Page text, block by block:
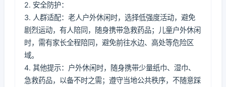
2. 安全防护：
3. 人群适配：老人户外休闲时，选择低强度活动，避免
剧烈运动，有人陪同，随身携带急救药品；儿童户外休闲
时，需有家长全程陪同，避免前往水边、高处等危险区
域。
4. 其他提示：户外休闲时，随身携带少量纸巾、湿巾、
急救药品，以备不时之需；遵守当地公共秩序，不随意踩